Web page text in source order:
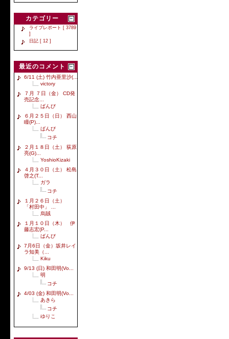
カテゴリー
ライブレポート [ 3789
]
日記 [ 12 ]
最近のコメント
6/11 (土) 竹内亜里沙(...
victory
７月 ７日（金） CD発
売記念...
ばんび
６月２５日（日） 西山
瞳(P)...
ばんび
コチ
２月１８日（土） 荻原
亮(G)...
YoshioKizaki
４月３０日（土） 松島
啓之(T...
ガラ
コチ
１月２６日（土）
「村田中」 ...
烏賊
１月１０日（木） 伊
藤志宏(P...
ばんび
7月6日（金）坂井レイ
ラ知美（...
Kiku
9/13 (日) 和田明(Vo...
明
コチ
4/03 (金) 和田明(Vo...
あきら
コチ
ゆりこ